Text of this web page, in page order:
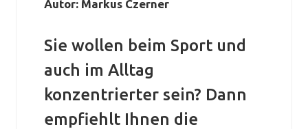
Autor: Markus Czerner
Sie wollen beim Sport und
auch im Alltag
konzentrierter sein? Dann
empfiehlt Ihnen die